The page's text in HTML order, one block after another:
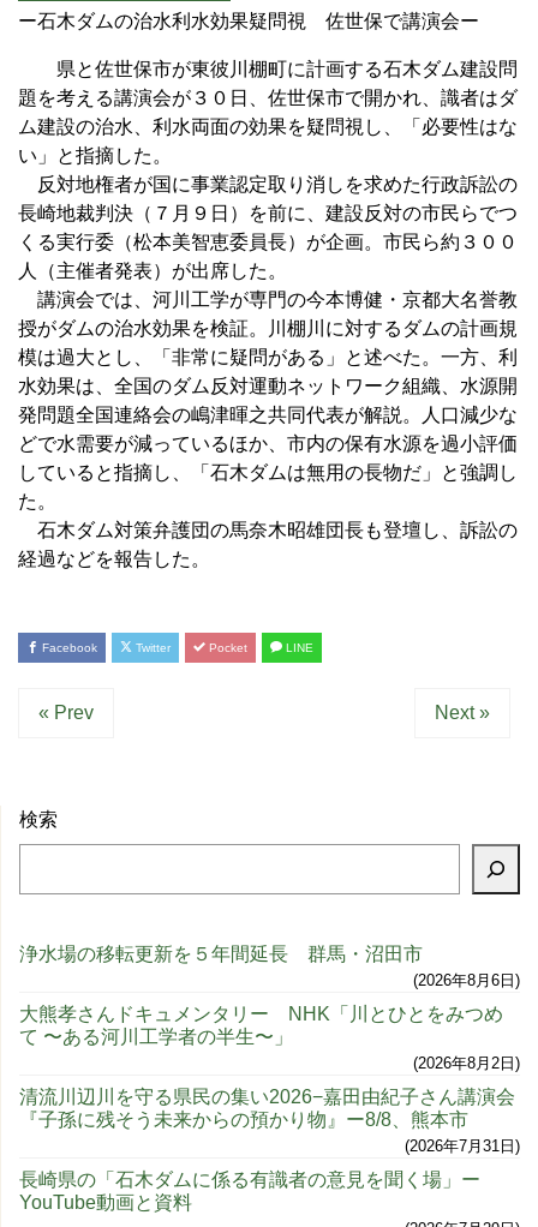
ー石木ダムの治水利水効果疑問視 佐世保で講演会ー
県と佐世保市が東彼川棚町に計画する石木ダム建設問
題を考える講演会が３０日、佐世保市で開かれ、識者はダ
ム建設の治水、利水両面の効果を疑問視し、「必要性はな
い」と指摘した。
反対地権者が国に事業認定取り消しを求めた行政訴訟の
長崎地裁判決（７月９日）を前に、建設反対の市民らでつ
くる実行委（松本美智恵委員長）が企画。市民ら約３００
人（主催者発表）が出席した。
講演会では、河川工学が専門の今本博健・京都大名誉教
授がダムの治水効果を検証。川棚川に対するダムの計画規
模は過大とし、「非常に疑問がある」と述べた。一方、利
水効果は、全国のダム反対運動ネットワーク組織、水源開
発問題全国連絡会の嶋津暉之共同代表が解説。人口減少な
どで水需要が減っているほか、市内の保有水源を過小評価
していると指摘し、「石木ダムは無用の長物だ」と強調し
た。
石木ダム対策弁護団の馬奈木昭雄団長も登壇し、訴訟の
経過などを報告した。
Facebook Twitter Pocket LINE
« Prev Next »
検索
浄水場の移転更新を５年間延長 群馬・沼田市
2026年8月6日
大熊孝さんドキュメンタリー NHK「川とひとをみつめ
て 〜ある河川工学者の半生〜」
2026年8月2日
清流川辺川を守る県民の集い2026−嘉田由紀子さん講演会
『子孫に残そう未来からの預かり物』ー8/8、熊本市
2026年7月31日
長崎県の「石木ダムに係る有識者の意見を聞く場」ー
YouTube動画と資料